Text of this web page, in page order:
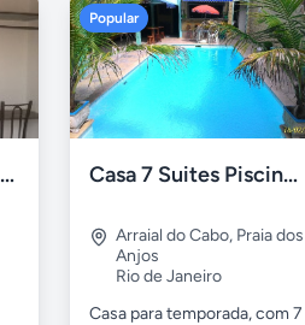
Pensionato da Dona Maria - Uberlândia/MG
Popular
Casa 7 Suites Piscina - Praia dos Anjos
Arraial do Cabo, Praia dos
Anjos
Rio de Janeiro
Casa para temporada, com 7